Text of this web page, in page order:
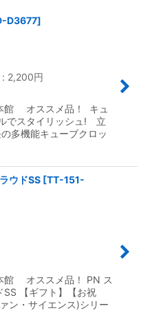
D3677]
: 2,200円
館 オススメ品！ キュ
でスタイリッシュ! 立
多機能キューブクロッ
ウドSS [TT-151-
館 オススメ品！ PN ス
SS 【ギフト】【お祝
ン・サイエンス)シリー